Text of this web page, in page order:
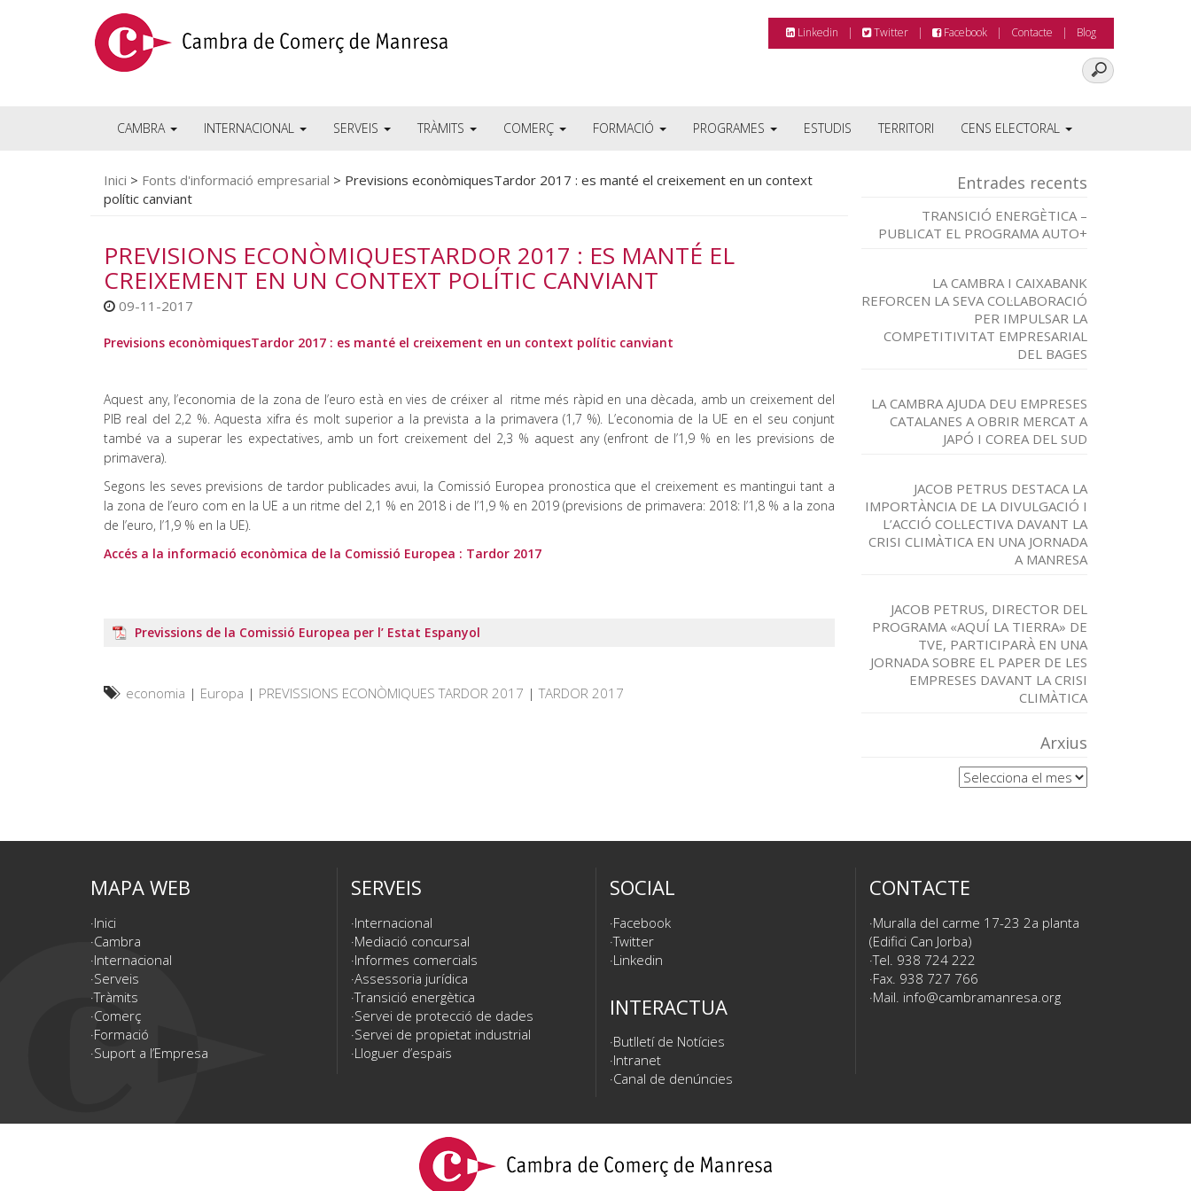
Linkedin Twitter Facebook Contacte Blog
CAMBRA INTERNACIONAL SERVEIS TRÀMITS COMERÇ FORMACIÓ PROGRAMES ESTUDIS TERRITORI CENS ELECTORAL
Inici > Fonts d'informació empresarial > Previsions econòmiquesTardor 2017 : es manté el creixement en un context
polític canviant
PREVISIONS ECONÒMIQUESTARDOR 2017 : ES MANTÉ EL
CREIXEMENT EN UN CONTEXT POLÍTIC CANVIANT
09-11-2017
Previsions econòmiquesTardor 2017 : es manté el creixement en un context polític canviant
Aquest any, l’economia de la zona de l’euro està en vies de créixer al ritme més ràpid en una dècada, amb un creixement del
PIB real del 2,2 %. Aquesta xifra és molt superior a la prevista a la primavera (1,7 %). L’economia de la UE en el seu conjunt
també va a superar les expectatives, amb un fort creixement del 2,3 % aquest any (enfront de l’1,9 % en les previsions de
primavera).
Segons les seves previsions de tardor publicades avui, la Comissió Europea pronostica que el creixement es mantingui tant a
la zona de l’euro com en la UE a un ritme del 2,1 % en 2018 i de l’1,9 % en 2019 (previsions de primavera: 2018: l’1,8 % a la zona
de l’euro, l’1,9 % en la UE).
Accés a la informació econòmica de la Comissió Europea : Tardor 2017
Previssions de la Comissió Europea per l’ Estat Espanyol
economia | Europa | PREVISSIONS ECONÒMIQUES TARDOR 2017 |TARDOR 2017
Entrades recents
TRANSICIÓ ENERGÈTICA –
PUBLICAT EL PROGRAMA AUTO+
LA CAMBRA I CAIXABANK
REFORCEN LA SEVA COL·LABORACIÓ
PER IMPULSAR LA
COMPETITIVITAT EMPRESARIAL
DEL BAGES
LA CAMBRA AJUDA DEU EMPRESES
CATALANES A OBRIR MERCAT A
JAPÓ I COREA DEL SUD
JACOB PETRUS DESTACA LA
IMPORTÀNCIA DE LA DIVULGACIÓ I
L’ACCIÓ COL·LECTIVA DAVANT LA
CRISI CLIMÀTICA EN UNA JORNADA
A MANRESA
JACOB PETRUS, DIRECTOR DEL
PROGRAMA «AQUÍ LA TIERRA» DE
TVE, PARTICIPARÀ EN UNA
JORNADA SOBRE EL PAPER DE LES
EMPRESES DAVANT LA CRISI
CLIMÀTICA
Arxius
Arxius
MAPA WEB
Inici
Cambra
Internacional
Serveis
Tràmits
Comerç
Formació
Suport a l’Empresa
SERVEIS
Internacional
Mediació concursal
Informes comercials
Assessoria jurídica
Transició energètica
Servei de protecció de dades
Servei de propietat industrial
Lloguer d’espais
SOCIAL
Facebook
Twitter
Linkedin
INTERACTUA
Butlletí de Notícies
Intranet
Canal de denúncies
CONTACTE
Muralla del carme 17-23 2a planta
(Edifici Can Jorba)
Tel. 938 724 222
Fax. 938 727 766
Mail. info@cambramanresa.org